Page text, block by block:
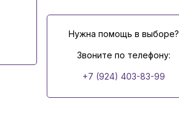
Нужна помощь в выборе?
Звоните по телефону:
+7 (924) 403-83-99